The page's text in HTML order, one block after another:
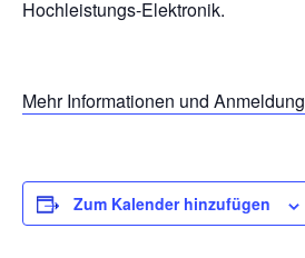
Hochleistungs-Elektronik.
Mehr Informationen und Anmeldung
Zum Kalender hinzufügen